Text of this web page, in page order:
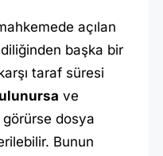
açılan
başka bir
taraf süresi
ve
görürse dosya
Bunun